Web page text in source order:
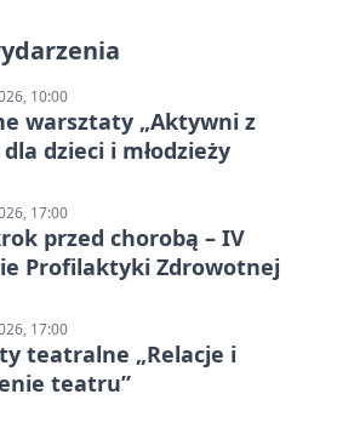
10:00
warsztaty „Aktywni z
dzieci i młodzieży
17:00
przed chorobą – IV
Profilaktyki Zdrowotnej
17:00
teatralne „Relacje i
teatru”